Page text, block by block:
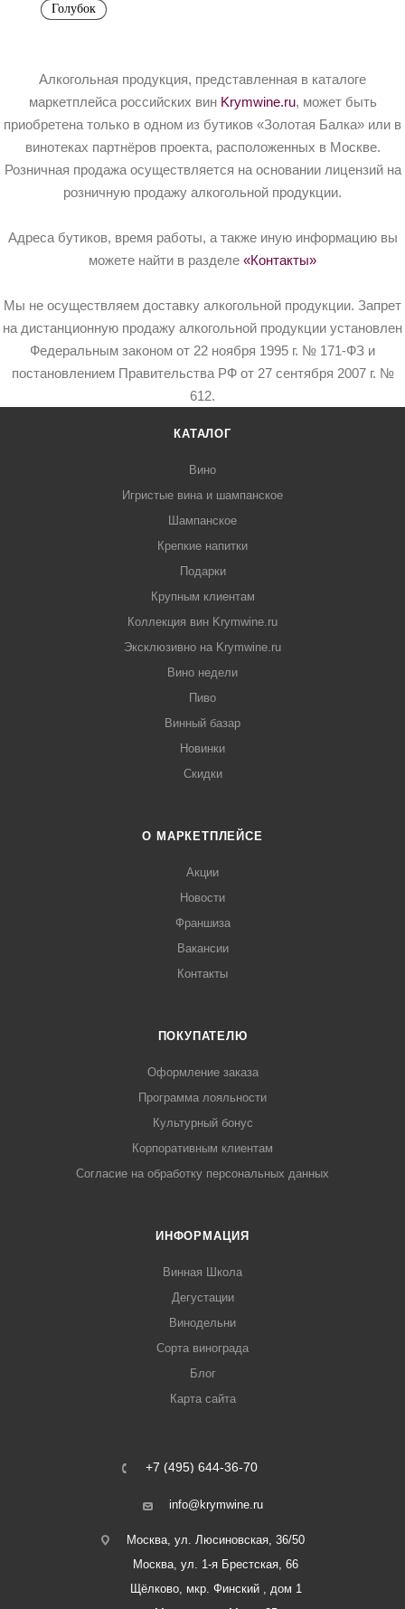
Голубок
Алкогольная продукция, представленная в каталоге
маркетплейса российских вин Krymwine.ru, может быть
приобретена только в одном из бутиков «Золотая Балка» или в
винотеках партнёров проекта, расположенных в Москве.
Розничная продажа осуществляется на основании лицензий на
розничную продажу алкогольной продукции.
Адреса бутиков, время работы, а также иную информацию вы
можете найти в разделе «Контакты»
Мы не осуществляем доставку алкогольной продукции. Запрет
на дистанционную продажу алкогольной продукции установлен
Федеральным законом от 22 ноября 1995 г. № 171-ФЗ и
постановлением Правительства РФ от 27 сентября 2007 г. №
612.
КАТАЛОГ
Вино
Игристые вина и шампанское
Шампанское
Крепкие напитки
Подарки
Крупным клиентам
Коллекция вин Krymwine.ru
Эксклюзивно на Krymwine.ru
Вино недели
Пиво
Винный базар
Новинки
Скидки
О МАРКЕТПЛЕЙСЕ
Акции
Новости
Франшиза
Вакансии
Контакты
ПОКУПАТЕЛЮ
Оформление заказа
Программа лояльности
Культурный бонус
Корпоративным клиентам
Согласие на обработку персональных данных
ИНФОРМАЦИЯ
Винная Школа
Дегустации
Винодельни
Сорта винограда
Блог
Карта сайта
+7 (495) 644-36-70
info@krymwine.ru
Москва, ул. Люсиновская, 36/50
Москва, ул. 1-я Брестская, 66
Щёлково, мкр. Финский , дом 1